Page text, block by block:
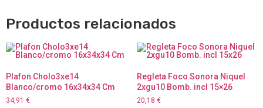
Productos relacionados
Plafon Cholo3xe14
Blanco/cromo 16x34x34 Cm
34,91 €
Regleta Foco Sonora Niquel
2xgu10 Bomb. incl 15×26
20,18 €